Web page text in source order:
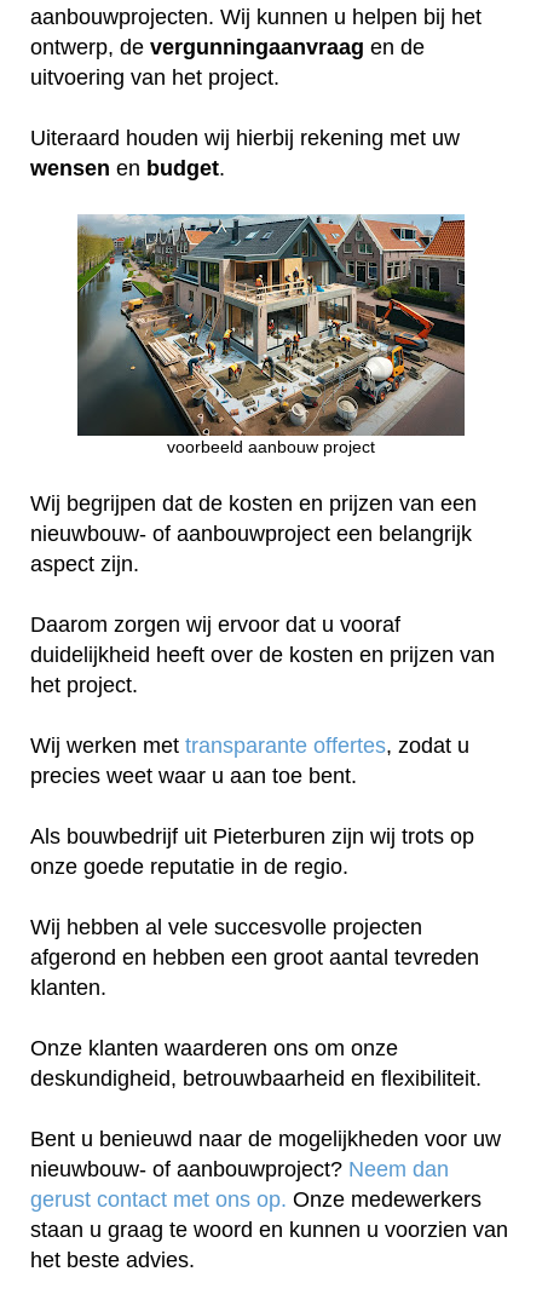
aanbouwprojecten. Wij kunnen u helpen bij het
ontwerp, de vergunningaanvraag en de
uitvoering van het project.
Uiteraard houden wij hierbij rekening met uw
wensen en budget.
voorbeeld aanbouw project
Wij begrijpen dat de kosten en prijzen van een
nieuwbouw- of aanbouwproject een belangrijk
aspect zijn.
Daarom zorgen wij ervoor dat u vooraf
duidelijkheid heeft over de kosten en prijzen van
het project.
Wij werken met transparante offertes, zodat u
precies weet waar u aan toe bent.
Als bouwbedrijf uit Pieterburen zijn wij trots op
onze goede reputatie in de regio.
Wij hebben al vele succesvolle projecten
afgerond en hebben een groot aantal tevreden
klanten.
Onze klanten waarderen ons om onze
deskundigheid, betrouwbaarheid en flexibiliteit.
Bent u benieuwd naar de mogelijkheden voor uw
nieuwbouw- of aanbouwproject? Neem dan
gerust contact met ons op. Onze medewerkers
staan u graag te woord en kunnen u voorzien van
het beste advies.